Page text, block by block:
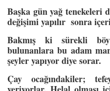
Başka gün yağ tenekeleri
değişimi yapılır sonra
Bakmış ki sürekli
bulunanlara bu adam
şeyler yapıyor diye sorar.
Çay ocağındakiler;